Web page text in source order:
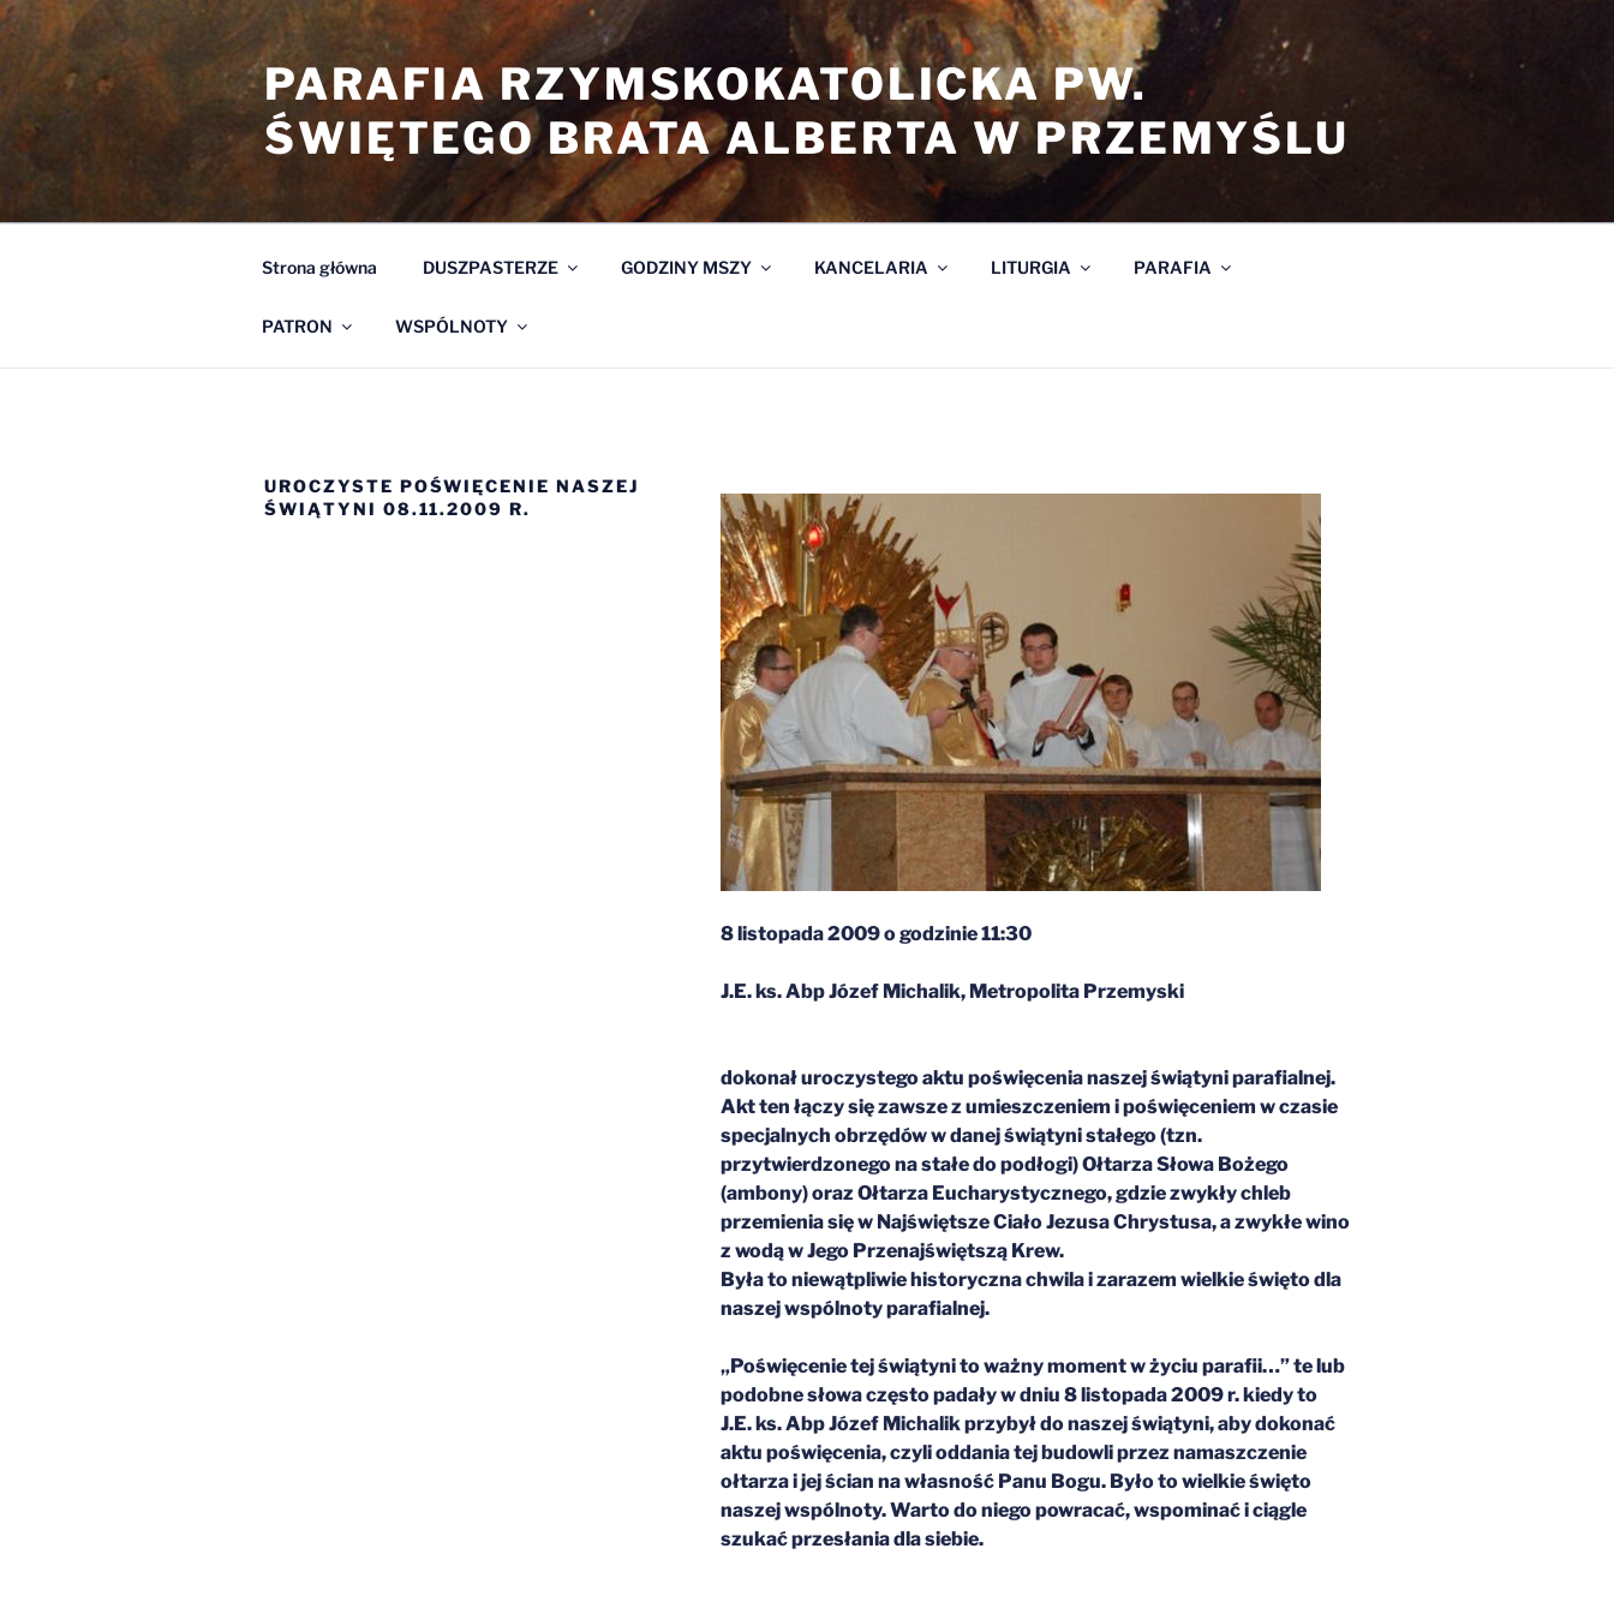
Przejdź
PARAFIA RZYMSKOKATOLICKA PW.
ŚWIĘTEGO BRATA ALBERTA W PRZEMYŚLU
Strona główna DUSZPASTERZE GODZINY MSZY KANCELARIA LITURGIA PARAFIA
PATRON WSPÓLNOTY
UROCZYSTE POŚWIĘCENIE NASZEJ
ŚWIĄTYNI 08.11.2009 R.
8 listopada 2009 o godzinie 11:30
J.E. ks. Abp Józef Michalik, Metropolita Przemyski
dokonał uroczystego aktu poświęcenia naszej świątyni parafialnej.
Akt ten łączy się zawsze z umieszczeniem i poświęceniem w czasie
specjalnych obrzędów w danej świątyni stałego (tzn.
przytwierdzonego na stałe do podłogi) Ołtarza Słowa Bożego
(ambony) oraz Ołtarza Eucharystycznego, gdzie zwykły chleb
przemienia się w Najświętsze Ciało Jezusa Chrystusa, a zwykłe wino
z wodą w Jego Przenajświętszą Krew.
Była to niewątpliwie historyczna chwila i zarazem wielkie święto dla
naszej wspólnoty parafialnej.
„Poświęcenie tej świątyni to ważny moment w życiu parafii…” te lub
podobne słowa często padały w dniu 8 listopada 2009 r. kiedy to
J.E. ks. Abp Józef Michalik przybył do naszej świątyni, aby dokonać
aktu poświęcenia, czyli oddania tej budowli przez namaszczenie
ołtarza i jej ścian na własność Panu Bogu. Było to wielkie święto
naszej wspólnoty. Warto do niego powracać, wspominać i ciągle
szukać przesłania dla siebie.